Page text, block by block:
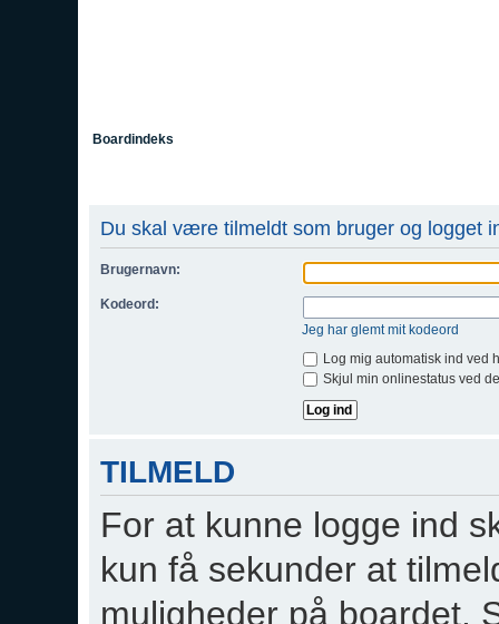
Boardindeks
Du skal være tilmeldt som bruger og logget
Brugernavn:
Kodeord:
Jeg har glemt mit kodeord
Log mig automatisk ind ved
Skjul min onlinestatus ved
TILMELD
For at kunne logge ind
kun få sekunder at
muligheder på boardet.